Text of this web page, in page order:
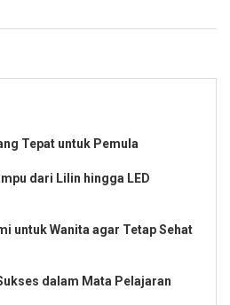
Tepat untuk Pemula
dari Lilin hingga LED
untuk Wanita agar Tetap Sehat
dalam Mata Pelajaran